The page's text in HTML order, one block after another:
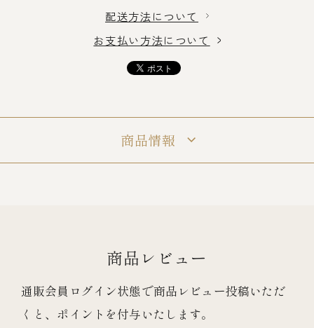
伊勢海老料理一覧
配送方法について
お支払い方法について
商品情報
商品レビュー
通販会員ログイン状態で商品レビュー投稿いただ
くと、ポイントを付与いたします。